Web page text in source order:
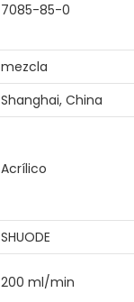
7085-85-0
mezcla
Shanghai, China
Acrílico
SHUODE
200 ml/min